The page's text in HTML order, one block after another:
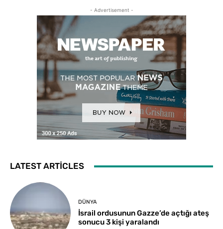
- Advertisement -
LATEST ARTICLES
DÜNYA
İsrail ordusunun Gazze’de açtığı ateş
sonucu 3 kişi yaralandı